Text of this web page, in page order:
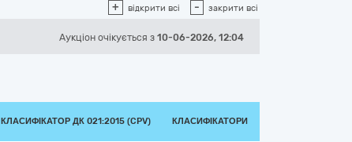
+ відкрити всі - закрити всі
Аукціон очікується з 10-06-2026, 12:04
КЛАСИФІКАТОР ДК 021:2015 (CPV) КЛАСИФІКАТОРИ